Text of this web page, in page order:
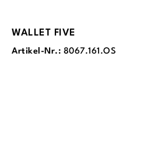
WALLET FIVE
Artikel-Nr.: 8067.161.OS